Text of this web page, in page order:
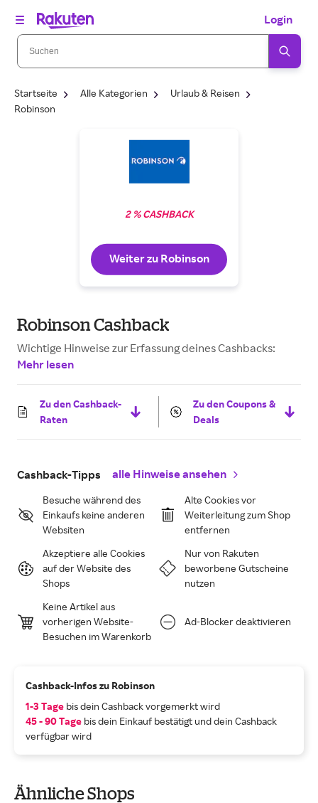
Login
Startseite Alle Kategorien
Urlaub & Reisen
Robinson
2 % CASHBACK
Weiter zu Robinson
Robinson Cashback
Wichtige Hinweise zur Erfassung deines Cashbacks:
Mehr lesen
Zu den Cashback-
Raten
Zu den Coupons &
Deals
Cashback-Tipps alle Hinweise ansehen
Besuche während des
Einkaufs keine anderen
Websiten
Alte Cookies vor
Weiterleitung zum Shop
entfernen
Akzeptiere alle Cookies
auf der Website des
Shops
Nur von Rakuten
beworbene Gutscheine
nutzen
Keine Artikel aus
vorherigen Website-
Besuchen im Warenkorb
Ad-Blocker deaktivieren
Cashback-Infos zu Robinson
1-3 Tage bis dein Cashback vorgemerkt wird
45 - 90 Tage bis dein Einkauf bestätigt und dein Cashback
verfügbar wird
Ähnliche Shops